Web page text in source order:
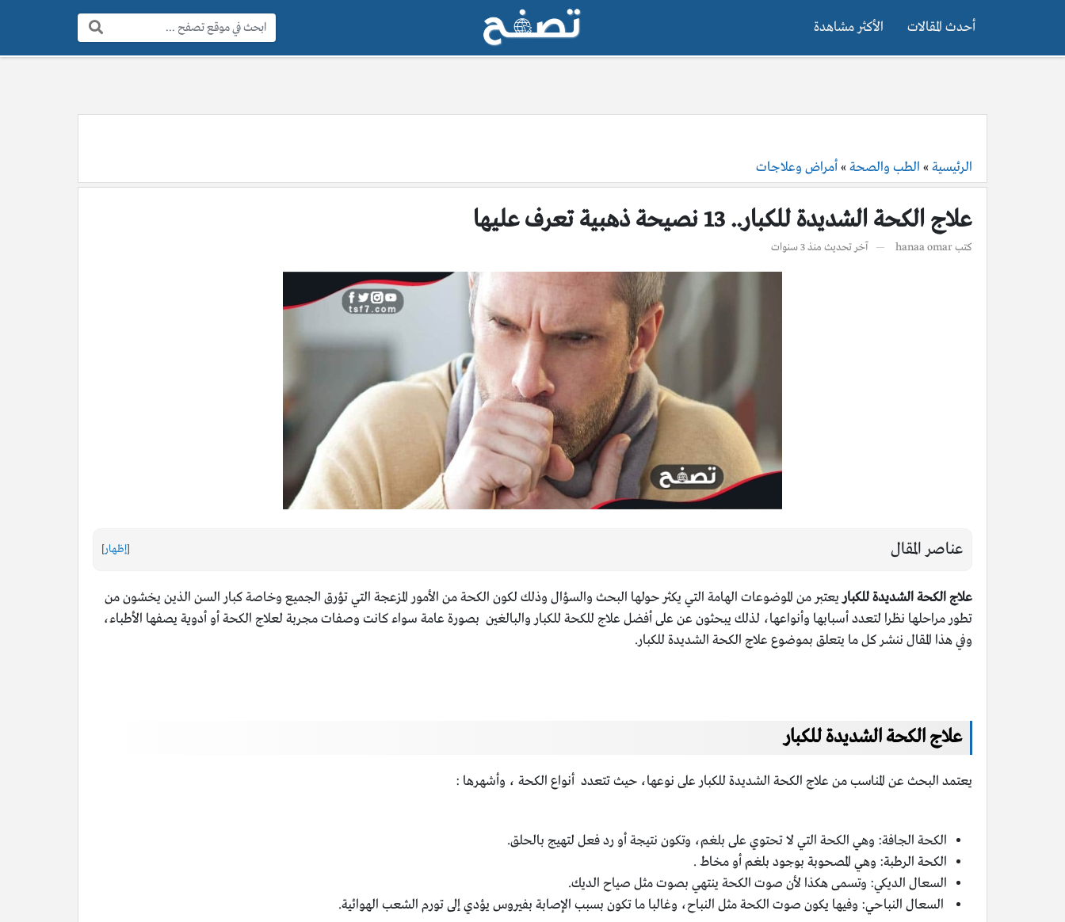
أحدث المقالات الأكثر مشاهدة
البحث:
الرئيسية » الطب والصحة » أمراض وعلاجات
علاج الكحة الشديدة للكبار.. 13 نصيحة ذهبية تعرف عليها
كتبhanaa omar آخر تحديث منذ 3 سنوات
عناصر المقال [إظهار]
علاج الكحة الشديدة للكباريعتبر من الموضوعات الهامة التي يكثر حولها البحث والسؤال وذلك لكون الكحة من الأمور المزعجة التي تؤرق الجميع وخاصة كبار السن الذين يخشون من
تطور مراحلها نظرا لتعدد أسبابها وأنواعها، لذلك يبحثون عن على أفضل علاج للكحة للكبار والبالغين بصورة عامة سواء كانت وصفات مجربة لعلاج الكحة أو أدوية يصفها الأطباء،
وفي هذا المقال ننشر كل ما يتعلق بموضوع علاج الكحة الشديدة للكبار.
علاج الكحة الشديدة للكبار
يعتمد البحث عن المناسب من علاج الكحة الشديدة للكبار على نوعها، حيث تتعدد أنواع الكحة ، وأشهرها :
الكحة الجافة: وهي الكحة التي لا تحتوي على بلغم، وتكون نتيجة أو رد فعل لتهيج بالحلق.
الكحة الرطبة: وهي المصحوبة بوجود بلغم أو مخاط .
السعال الديكي: وتسمى هكذا لأن صوت الكحة ينتهي بصوت مثل صياح الديك.
السعال النباحي: وفيها يكون صوت الكحة مثل النباح، وغالبا ما تكون بسبب الإصابة بفيروس يؤدي إلى تورم الشعب الهوائية.